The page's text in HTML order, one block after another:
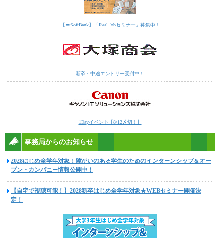
【〓SoftBank】「Real Jobセミナー」募集中！
新卒・中途エントリー受付中！
1Dayイベント【8/12〆切！】
事務局からのお知らせ
2028はじめ全学年対象！障がいのある学生のためのインターンシップ＆オー
プン・カンパニー情報公開中！
【自宅で視聴可能！】2028新卒はじめ全学年対象★WEBセミナー開催決
定！